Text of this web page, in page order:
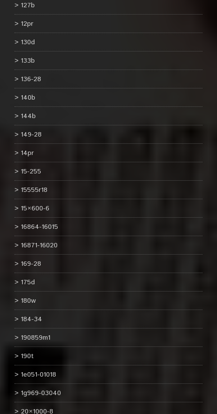
127b
12pr
130d
133b
136-28
140b
144b
149-28
14pr
15-255
15555r18
15×600-6
16864-16015
16871-16020
169-28
175d
180w
184-34
190859m1
190t
1e051-01018
1g969-03040
20×1000-8